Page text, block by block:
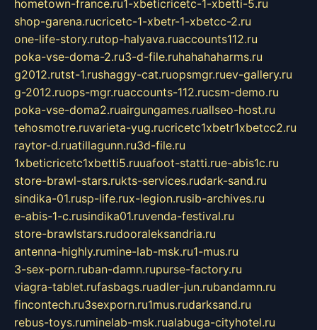
hometown-france.ru1-xbeticricetc-1-xbetti-5.ru
shop-garena.rucricetc-1-xbetr-1-xbetcc-2.ru
one-life-story.rutop-halyava.ruaccounts112.ru
poka-vse-doma-2.ru3-d-file.ruhahahaharms.ru
g2012.rutst-1.rushaggy-cat.ruopsmgr.ruev-gallery.ru
g-2012.ruops-mgr.ruaccounts-112.rucsm-demo.ru
poka-vse-doma2.ruairgungames.ruallseo-host.ru
tehosmotre.ruvarieta-yug.rucricetc1xbetr1xbetcc2.ru
raytor-d.ruatillagunn.ru3d-file.ru
1xbeticricetc1xbetti5.ruuafoot-statti.rue-abis1c.ru
store-brawl-stars.rukts-services.rudark-sand.ru
sindika-01.rusp-life.rux-legion.rusib-archives.ru
e-abis-1-c.rusindika01.ruvenda-festival.ru
store-brawlstars.rudooraleksandria.ru
antenna-highly.rumine-lab-msk.ru1-mus.ru
3-sex-porn.ruban-damn.rupurse-factory.ru
viagra-tablet.rufasbags.ruadler-jun.rubandamn.ru
fincontech.ru3sexporn.ru1mus.rudarksand.ru
rebus-toys.ruminelab-msk.rualabuga-cityhotel.ru